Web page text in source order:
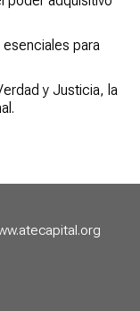
para
y Justicia, la